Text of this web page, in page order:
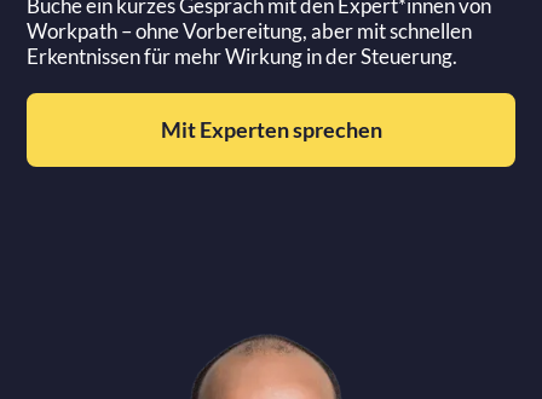
Buche ein kurzes Gespräch mit den Expert*innen von
Workpath – ohne Vorbereitung, aber mit schnellen
Erkentnissen für mehr Wirkung in der Steuerung.
Mit Experten sprechen